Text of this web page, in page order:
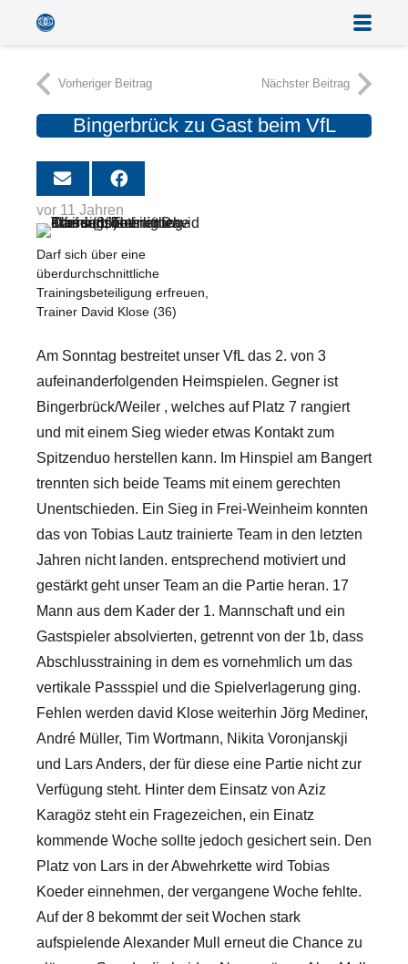
Vorheriger Beitrag Nächster Beitrag
Bingerbrück zu Gast beim VfL
vor 11 Jahren
Darf sich über eine
überdurchschnittliche
Trainingsbeteiligung erfreuen,
Trainer David Klose (36)
Am Sonntag bestreitet unser VfL das 2. von 3
aufeinanderfolgenden Heimspielen. Gegner ist
Bingerbrück/Weiler , welches auf Platz 7 rangiert
und mit einem Sieg wieder etwas Kontakt zum
Spitzenduo herstellen kann. Im Hinspiel am Bangert
trennten sich beide Teams mit einem gerechten
Unentschieden. Ein Sieg in Frei-Weinheim konnten
das von Tobias Lautz trainierte Team in den letzten
Jahren nicht landen. entsprechend motiviert und
gestärkt geht unser Team an die Partie heran. 17
Mann aus dem Kader der 1. Mannschaft und ein
Gastspieler absolvierten, getrennt von der 1b, dass
Abschlusstraining in dem es vornehmlich um das
vertikale Passspiel und die Spielverlagerung ging.
Fehlen werden david Klose weiterhin Jörg Mediner,
André Müller, Tim Wortmann, Nikita Voronjanskji
und Lars Anders, der für diese eine Partie nicht zur
Verfügung steht. Hinter dem Einsatz von Aziz
Karagöz steht ein Fragezeichen, ein Einatz
kommende Woche sollte jedoch gesichert sein. Den
Platz von Lars in der Abwehrkette wird Tobias
Koeder einnehmen, der vergangene Woche fehlte.
Auf der 8 bekommt der seit Wochen stark
aufspielende Alexander Mull erneut die Chance zu